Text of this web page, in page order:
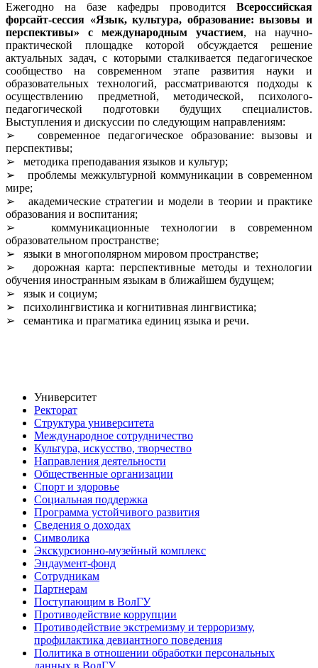
Ежегодно на базе кафедры проводится Всероссийская
форсайт-сессия «Язык, культура, образование: вызовы и
перспективы» с международным участием, на научно-
практической площадке которой обсуждается решение
актуальных задач, с которыми сталкивается педагогическое
сообщество на современном этапе развития науки и
образовательных технологий, рассматриваются подходы к
осуществлению предметной, методической, психолого-
педагогической подготовки будущих специалистов.
Выступления и дискуссии по следующим направлениям:
➢ современное педагогическое образование: вызовы и
перспективы;
➢ методика преподавания языков и культур;
➢ проблемы межкультурной коммуникации в современном
мире;
➢ академические стратегии и модели в теории и практике
образования и воспитания;
➢ коммуникационные технологии в современном
образовательном пространстве;
➢ языки в многополярном мировом пространстве;
➢ дорожная карта: перспективные методы и технологии
обучения иностранным языкам в ближайшем будущем;
➢ язык и социум;
➢ психолингвистика и когнитивная лингвистика;
➢ семантика и прагматика единиц языка и речи.
Университет
Ректорат
Структура университета
Международное сотрудничество
Культура, искусство, творчество
Направления деятельности
Общественные организации
Спорт и здоровье
Социальная поддержка
Программа устойчивого развития
Сведения о доходах
Символика
Экскурсионно-музейный комплекс
Эндаумент-фонд
Сотрудникам
Партнерам
Поступающим в ВолГУ
Противодействие коррупции
Противодействие экстремизму и терроризму,
профилактика девиантного поведения
Политика в отношении обработки персональных
данных в ВолГУ